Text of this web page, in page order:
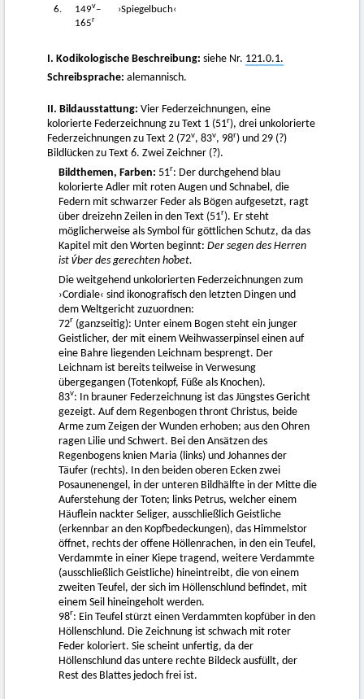
6. 149v–
165r
›Spiegelbuch‹
I. Kodikologische Beschreibung: siehe Nr. 121.0.1.
Schreibsprache: alemannisch.
II. Bildausstattung: Vier Federzeichnungen, eine
kolorierte Federzeichnung zu Text 1 (51r), drei unkolorierte
Federzeichnungen zu Text 2 (72v, 83v, 98r) und 29 (?)
Bildlücken zu Text 6. Zwei Zeichner (?).
Bildthemen, Farben: 51r: Der durchgehend blau
kolorierte Adler mit roten Augen und Schnabel, die
Federn mit schwarzer Feder als Bögen aufgesetzt, ragt
über dreizehn Zeilen in den Text (51r). Er steht
möglicherweise als Symbol für göttlichen Schutz, da das
Kapitel mit den Worten beginnt: Der segen des Herren
ist v́ber des gerechten hoͮbet.
Die weitgehend unkolorierten Federzeichnungen zum
›Cordiale‹ sind ikonografisch den letzten Dingen und
dem Weltgericht zuzuordnen:
72r (ganzseitig): Unter einem Bogen steht ein junger
Geistlicher, der mit einem Weihwasserpinsel einen auf
eine Bahre liegenden Leichnam besprengt. Der
Leichnam ist bereits teilweise in Verwesung
übergegangen (Totenkopf, Füße als Knochen).
83v: In brauner Federzeichnung ist das Jüngstes Gericht
gezeigt. Auf dem Regenbogen thront Christus, beide
Arme zum Zeigen der Wunden erhoben; aus den Ohren
ragen Lilie und Schwert. Bei den Ansätzen des
Regenbogens knien Maria (links) und Johannes der
Täufer (rechts). In den beiden oberen Ecken zwei
Posaunenengel, in der unteren Bildhälfte in der Mitte die
Auferstehung der Toten; links Petrus, welcher einem
Häuflein nackter Seliger, ausschließlich Geistliche
(erkennbar an den Kopfbedeckungen), das Himmelstor
öffnet, rechts der offene Höllenrachen, in den ein Teufel,
Verdammte in einer Kiepe tragend, weitere Verdammte
(ausschließlich Geistliche) hineintreibt, die von einem
zweiten Teufel, der sich im Höllenschlund befindet, mit
einem Seil hineingeholt werden.
98r: Ein Teufel stürzt einen Verdammten kopfüber in den
Höllenschlund. Die Zeichnung ist schwach mit roter
Feder koloriert. Sie scheint unfertig, da der
Höllenschlund das untere rechte Bildeck ausfüllt, der
Rest des Blattes jedoch frei ist.